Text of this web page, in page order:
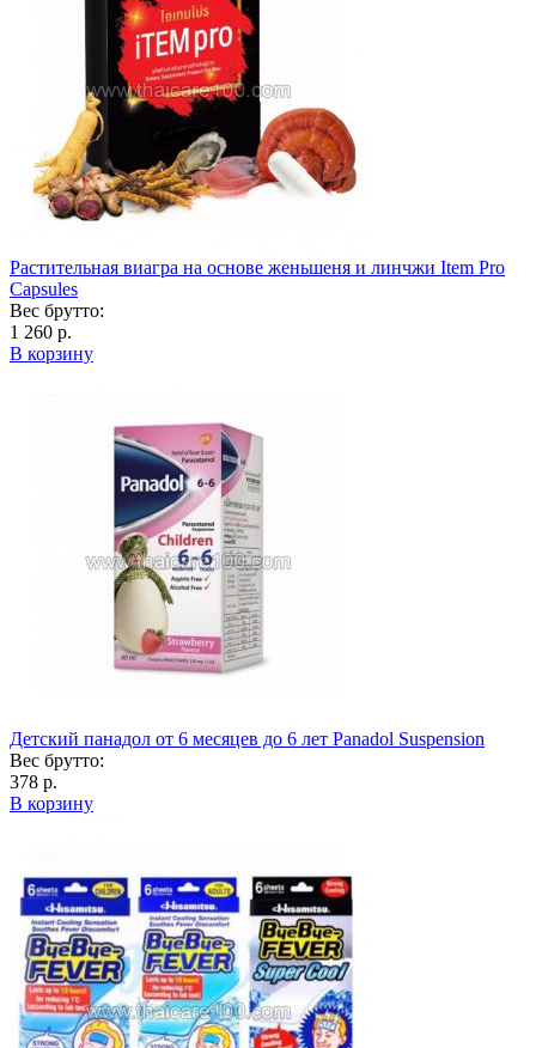
Растительная виагра на основе женьшеня и линчжи Item Pro
Capsules
Вес брутто:
1 260 р.
В корзину
Детский панадол от 6 месяцев до 6 лет Panadol Suspension
Вес брутто:
378 р.
В корзину